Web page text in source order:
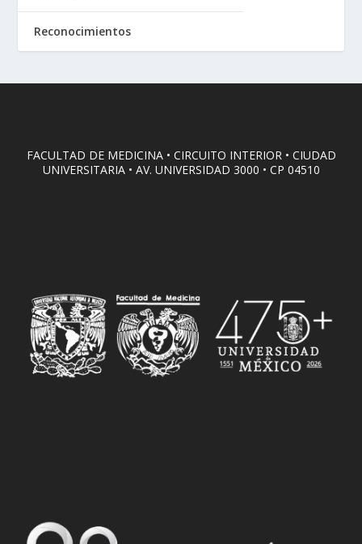
Reconocimientos
FACULTAD DE MEDICINA • CIRCUITO INTERIOR • CIUDAD
UNIVERSITARIA • AV. UNIVERSIDAD 3000 • CP 04510